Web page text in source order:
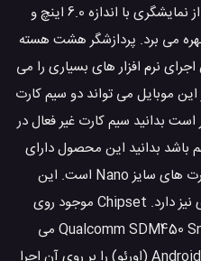
این دستگاه اشاره کرد. این محصول از نمایشگری با اندازه 6.0 اینچ و
720×1440 پیکسل بهره می برد. پردازشگر هشت هسته
نرم افزار های بسیاری را می
موبایل می تواند دو سیم کارت
بدانید سیم کارت غیر فعال در
باشد بدانید این محصول دارای
توانایی برقراری ارتباط توسط سیم کارت های سایز Nano است. این
محصول قابلیت های قابل ذکر دیگری نیز دارد. Chipset موجود روی
این موبایل از مدل Qualcomm SDM450 Snapdragon 450 می